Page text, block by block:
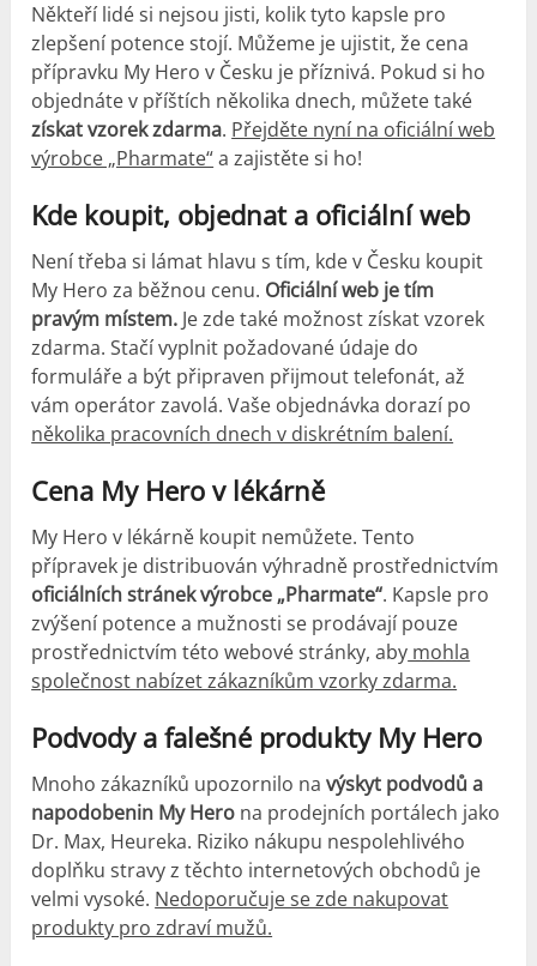
Někteří lidé si nejsou jisti, kolik tyto kapsle pro
zlepšení potence stojí. Můžeme je ujistit, že cena
přípravku My Hero v Česku je příznivá. Pokud si ho
objednáte v příštích několika dnech, můžete také
získat vzorek zdarma. Přejděte nyní na oficiální web
výrobce „Pharmate“a zajistěte si ho!
Kde koupit, objednat a oficiální web
Není třeba si lámat hlavu s tím, kde v Česku koupit
My Hero za běžnou cenu. Oficiální web je tím
pravým místem. Je zde také možnost získat vzorek
zdarma. Stačí vyplnit požadované údaje do
formuláře a být připraven přijmout telefonát, až
vám operátor zavolá. Vaše objednávka dorazí po
několika pracovních dnech v diskrétním balení.
Cena My Hero v lékárně
My Hero v lékárně koupit nemůžete. Tento
přípravek je distribuován výhradně prostřednictvím
oficiálních stránek výrobce „Pharmate“. Kapsle pro
zvýšení potence a mužnosti se prodávají pouze
prostřednictvím této webové stránky, aby mohla
společnost nabízet zákazníkům vzorky zdarma.
Podvody a falešné produkty My Hero
Mnoho zákazníků upozornilo navýskyt podvodů a
napodobenin My Hero na prodejních portálech jako
Dr. Max, Heureka. Riziko nákupu nespolehlivého
doplňku stravy z těchto internetových obchodů je
velmi vysoké. Nedoporučuje se zde nakupovat
produkty pro zdraví mužů.